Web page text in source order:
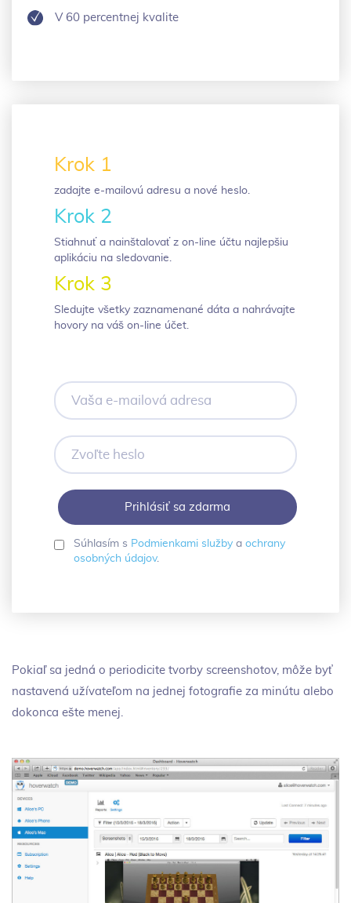
V 60 percentnej kvalite
Krok 1
zadajte e-mailovú adresu a nové heslo.
Krok 2
Stiahnuť a nainštalovať z on-line účtu najlepšiu
aplikáciu na sledovanie.
Krok 3
Sledujte všetky zaznamenané dáta a nahrávajte
hovory na váš on-line účet.
Vaša
e-
mailová
adresa
Zvoľte
heslo
Súhlasím s Podmienkami služby a ochrany
osobných údajov.
Pokiaľ sa jedná o periodicite tvorby screenshotov, môže byť
nastavená užívateľom na jednej fotografie za minútu alebo
dokonca ešte menej.